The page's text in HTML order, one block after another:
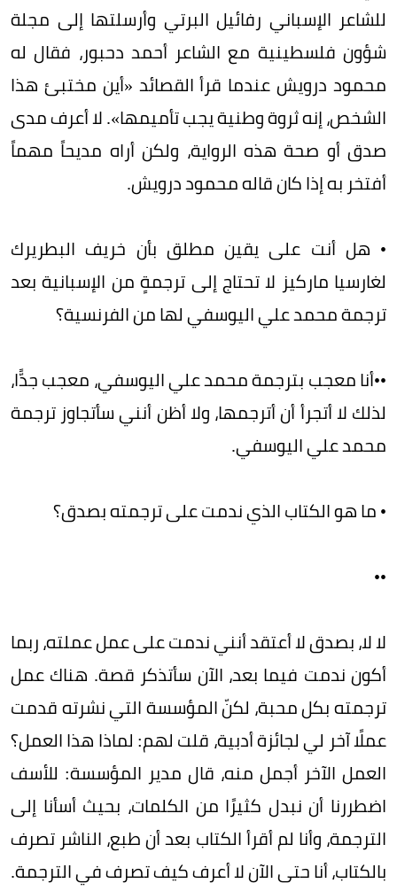
للشاعر الإسباني رفائيل البرتي وأرسلتها إلى مجلة
شؤون فلسطينية مع الشاعر أحمد دحبور، فقال له
محمود درويش عندما قرأ القصائد «أين مختبئ هذا
الشخص، إنه ثروة وطنية يجب تأميمها». لا أعرف مدى
صدق أو صحة هذه الرواية، ولكن أراه مديحاً مهماً
أفتخر به إذا كان قاله محمود درويش.
• هل أنت على يقين مطلق بأن خريف البطريرك
لغارسيا ماركيز لا تحتاج إلى ترجمةٍ من الإسبانية بعد
ترجمة محمد علي اليوسفي لها من الفرنسية؟
••أنا معجب بترجمة محمد علي اليوسفي، معجب جدًّا،
لذلك لا أتجرأ أن أترجمها، ولا أظن أنني سأتجاوز ترجمة
محمد علي اليوسفي.
• ما هو الكتاب الذي ندمت على ترجمته بصدق؟
••
لا لا، بصدق لا أعتقد أنني ندمت على عمل عملته، ربما
أكون ندمت فيما بعد، الآن سأتذكر قصة. هناك عمل
ترجمته بكل محبة، لكنّ المؤسسة التي نشرته قدمت
عملًا آخر لي لجائزة أدبية، قلت لهم: لماذا هذا العمل؟
العمل الآخر أجمل منه، قال مدير المؤسسة: للأسف
اضطررنا أن نبدل كثيرًا من الكلمات، بحيث أسأنا إلى
الترجمة، وأنا لم أقرأ الكتاب بعد أن طبع، الناشر تصرف
بالكتاب، أنا حتى الآن لا أعرف كيف تصرف في الترجمة.